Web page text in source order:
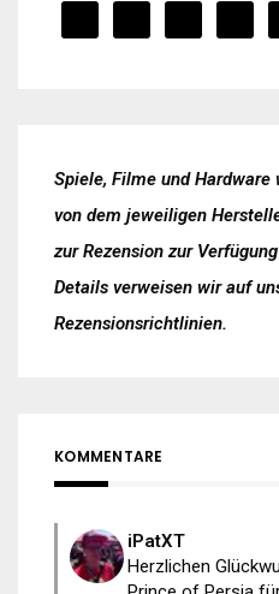
Spiele, Filme und Hardware
von dem jeweiligen
zur Rezension zur
Details verweisen wir auf
Rezensionsrichtlinien.
KOMMENTARE
iPatXT
Herzlichen